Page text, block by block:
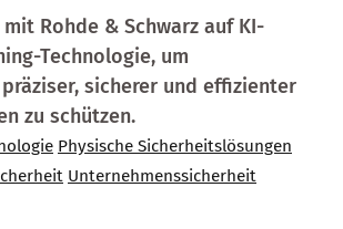
Rohde & Schwarz auf KI-
Technologie, um
sicherer und effizienter
zu schützen.
Physische Sicherheitslösungen
Unternehmenssicherheit